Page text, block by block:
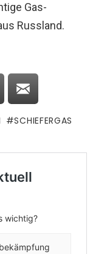
Gas-
Russland.
SCHIEFERGAS